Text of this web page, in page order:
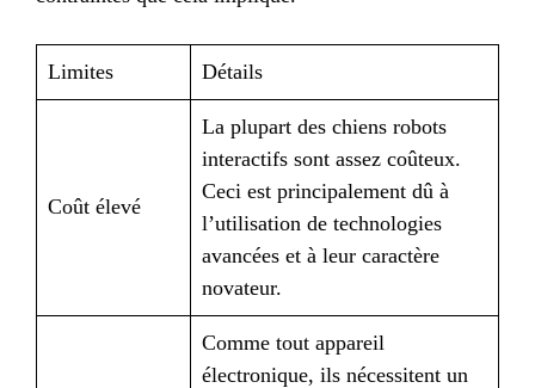
Limites Détails
Coût élevé
La plupart des chiens robots
interactifs sont assez coûteux.
Ceci est principalement dû à
l’utilisation de technologies
avancées et à leur caractère
novateur.
Comme tout appareil
électronique, ils nécessitent un